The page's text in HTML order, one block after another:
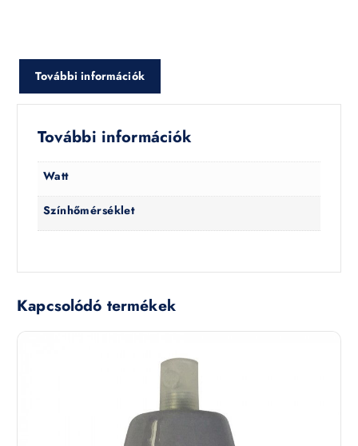
További információk
További információk
Watt
Színhőmérséklet
Kapcsolódó termékek